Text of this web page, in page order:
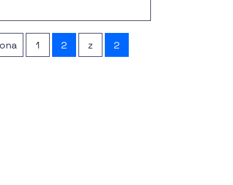
PT/001 „Modernizacja linii
Warszawa – Gdynia,
etap II”.
1 2 z 2